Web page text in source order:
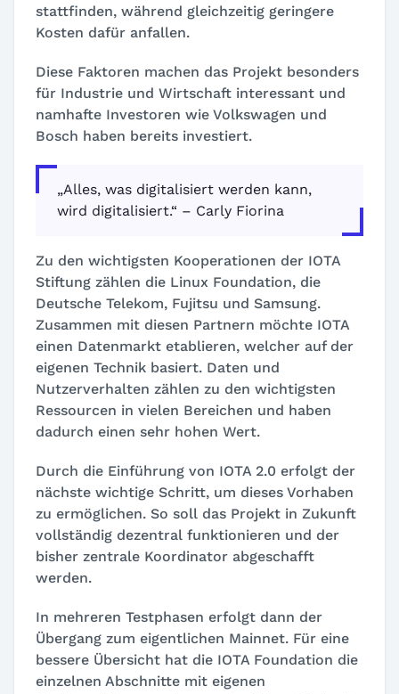
stattfinden, während gleichzeitig geringere
Kosten dafür anfallen.
Diese Faktoren machen das Projekt besonders
für Industrie und Wirtschaft interessant und
namhafte Investoren wie Volkswagen und
Bosch haben bereits investiert.
„Alles, was digitalisiert werden kann,
wird digitalisiert.“ – Carly Fiorina
Zu den wichtigsten Kooperationen der IOTA
Stiftung zählen die Linux Foundation, die
Deutsche Telekom, Fujitsu und Samsung.
Zusammen mit diesen Partnern möchte IOTA
einen Datenmarkt etablieren, welcher auf der
eigenen Technik basiert. Daten und
Nutzerverhalten zählen zu den wichtigsten
Ressourcen in vielen Bereichen und haben
dadurch einen sehr hohen Wert.
Durch die Einführung von IOTA 2.0 erfolgt der
nächste wichtige Schritt, um dieses Vorhaben
zu ermöglichen. So soll das Projekt in Zukunft
vollständig dezentral funktionieren und der
bisher zentrale Koordinator abgeschafft
werden.
In mehreren Testphasen erfolgt dann der
Übergang zum eigentlichen Mainnet. Für eine
bessere Übersicht hat die IOTA Foundation die
einzelnen Abschnitte mit eigenen